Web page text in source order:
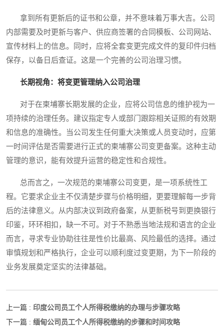
拿到所有更新后的证书和公章，并不意味着万事大吉。公司
内部需要及时更新与客户、供应商签署的合同模板、公司网站、
宣传材料上的信息。同时，应将全套变更完成文件的复印件归档
保存，以备日后查证。这是一个完善的公司治理习惯。
长期视角：将变更管理纳入公司治理
对于在柬埔寨长期发展的企业，应将公司信息的维护视为一
项持续的治理任务。建议指定专人或部门跟踪相关证照的有效期
和信息的准确性。当公司发生任何重大决策或人员变动时，应第
一时间评估是否需要进行正式的柬埔寨公司变更备案。这种主动
管理的意识，能有效提升运营的稳定性和合规性。
总而言之，一次规范的柬埔寨公司变更，是一项系统性工
程。它要求企业主不仅清楚步骤与价格明细，更要理解每一步背
后的法律意义。从内部决议到政府备案，从更新税号到更换银行
印鉴，环环相扣，缺一不可。对于不熟悉当地法规和语言的企业
而言，寻求专业协助往往是性价比最高、风险最低的选择。通过
审慎规划和严格执行，企业可以顺利度过变更期，为下一阶段的
业务发展奠定坚实的法律基础。
上一篇 : 印度公司员工个人所得税缴纳的办理与步骤攻略
下一篇 : 缅甸公司员工个人所得税缴纳的步骤和时间攻略